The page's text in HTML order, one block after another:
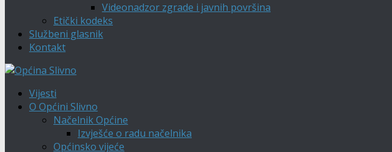
Videonadzor zgrade i javnih površina
Etički kodeks
Službeni glasnik
Kontakt
Vijesti
O Općini Slivno
Načelnik Općine
Izvješće o radu načelnika
Općinsko vijeće